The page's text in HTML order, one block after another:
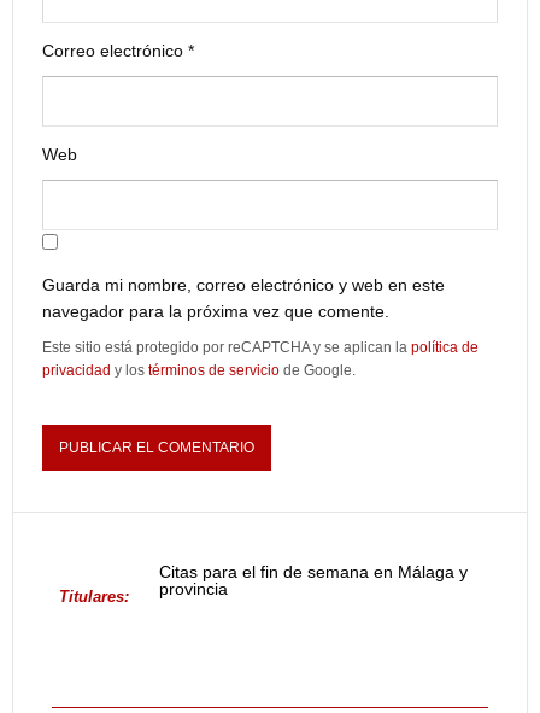
Correo electrónico *
Web
Guarda mi nombre, correo electrónico y web en este
navegador para la próxima vez que comente.
Este sitio está protegido por reCAPTCHA y se aplican la política de
privacidad y los términos de servicio de Google.
Titulares:
Citas para el fin de semana en Málaga y
provincia